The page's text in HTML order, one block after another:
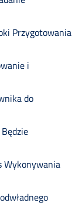
Przygotowania
i
do
Wykonywania